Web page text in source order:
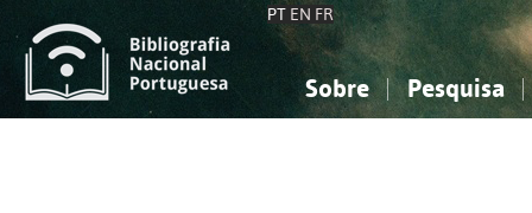
PT EN FR
Sobre Pesquisa